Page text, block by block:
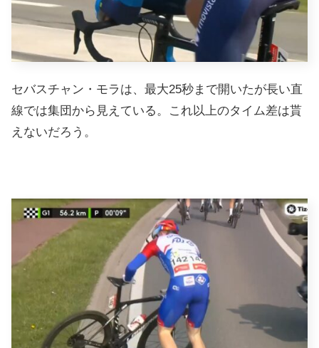
セバスチャン・モラは、最大25秒まで開いたが長い直
線では集団から見えている。これ以上のタイム差は貰
えないだろう。